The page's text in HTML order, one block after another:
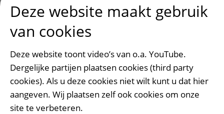
Heeft deze informatie u geholpen?
Ja
Nee
Deze website maakt gebruik
van cookies
Deze website toont video’s van o.a. YouTube.
Dergelijke partijen plaatsen cookies (third party
cookies). Als u deze cookies niet wilt kunt u dat hier
aangeven. Wij plaatsen zelf ook cookies om onze
site te verbeteren.